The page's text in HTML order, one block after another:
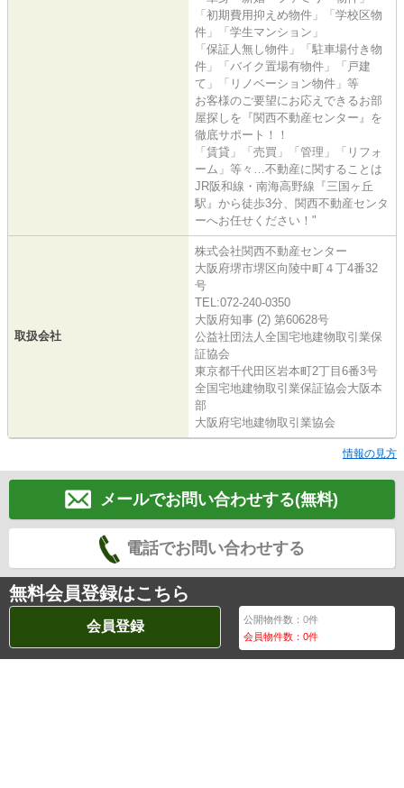
「初期費用抑えめ物件」「学校区物
件」「学生マンション」
「保証人無し物件」「駐車場付き物
件」「バイク置場有物件」「戸建
て」「リノベーション物件」等
お客様のご要望にお応えできるお部
屋探しを『関西不動産センター』を
徹底サポート！！
「賃貸」「売買」「管理」「リフォ
ーム」等々…不動産に関することは
JR阪和線・南海高野線『三国ヶ丘
駅』から徒歩3分、関西不動産センタ
ーへお任せください！"
取扱会社
株式会社関西不動産センター
大阪府堺市堺区向陵中町４丁4番32
号
TEL:072-240-0350
大阪府知事 (2) 第60628号
公益社団法人全国宅地建物取引業保
証協会
東京都千代田区岩本町2丁目6番3号
全国宅地建物取引業保証協会大阪本
部
大阪府宅地建物取引業協会
情報の見方
メールでお問い合わせする(無料)
電話でお問い合わせする
無料会員登録はこちら
会員登録 公開物件数：0件
会員物件数：0件